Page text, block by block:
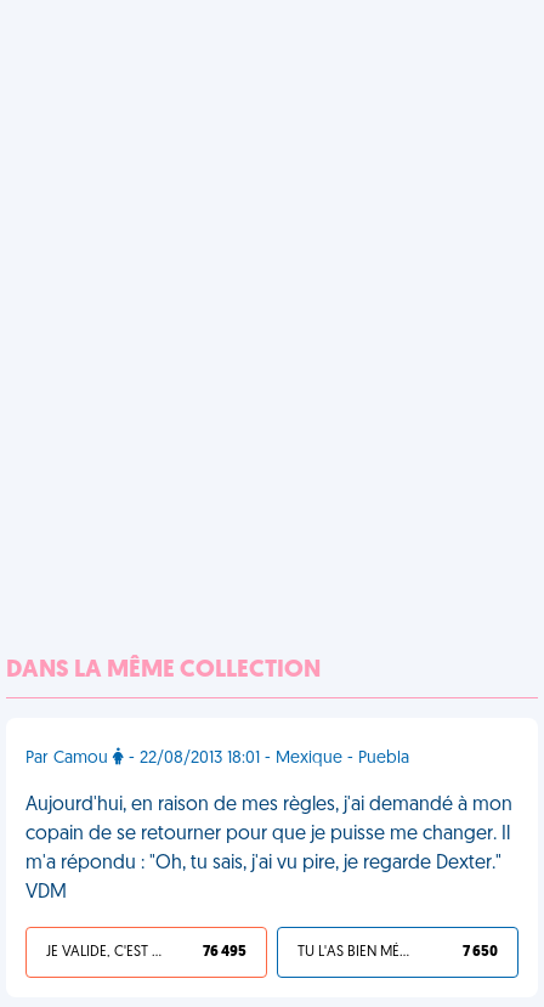
DANS LA MÊME COLLECTION
Par Camou - 22/08/2013 18:01 - Mexique - Puebla
Aujourd'hui, en raison de mes règles, j'ai demandé à mon
copain de se retourner pour que je puisse me changer. Il
m'a répondu : "Oh, tu sais, j'ai vu pire, je regarde Dexter."
VDM
JE VALIDE, C'EST UNE VDM 76 495 TU L'AS BIEN MÉRITÉ 7 650